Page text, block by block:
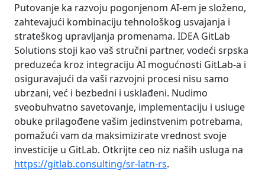
Putovanje ka razvoju pogonjenom AI-em je složeno,
zahtevajući kombinaciju tehnološkog usvajanja i
strateškog upravljanja promenama. IDEA GitLab
Solutions stoji kao vaš stručni partner, vodeći srpska
preduzeća kroz integraciju AI mogućnosti GitLab-a i
osiguravajući da vaši razvojni procesi nisu samo
ubrzani, već i bezbedni i usklađeni. Nudimo
sveobuhvatno savetovanje, implementaciju i usluge
obuke prilagođene vašim jedinstvenim potrebama,
pomažući vam da maksimizirate vrednost svoje
investicije u GitLab. Otkrijte ceo niz naših usluga na
https://gitlab.consulting/sr-latn-rs.